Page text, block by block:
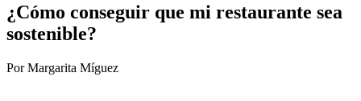
¿Cómo conseguir que mi restaurante sea
sostenible?
Por Margarita Míguez